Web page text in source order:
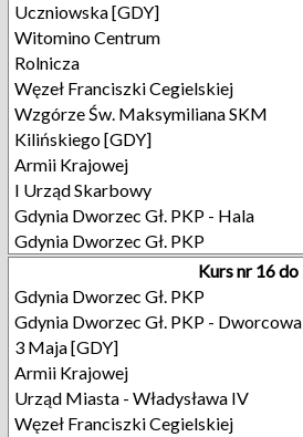
Uczniowska [GDY]
Witomino Centrum
Rolnicza
Węzeł Franciszki Cegielskiej
Wzgórze Św. Maksymiliana SKM
Kilińskiego [GDY]
Armii Krajowej
I Urząd Skarbowy
Gdynia Dworzec Gł. PKP - Hala
Gdynia Dworzec Gł. PKP
Kurs nr 16 do
Gdynia Dworzec Gł. PKP
Gdynia Dworzec Gł. PKP - Dworcowa
3 Maja [GDY]
Armii Krajowej
Urząd Miasta - Władysława IV
Węzeł Franciszki Cegielskiej